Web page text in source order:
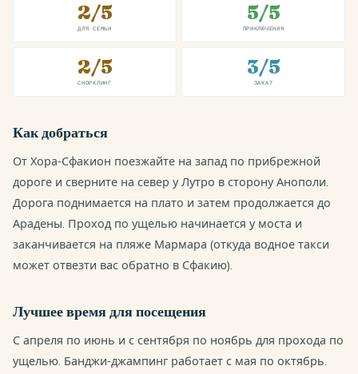
2/5
ДЛЯ СЕМЬИ
5/5
ПРИКЛЮЧЕНИЯ
2/5
СНОРКЛИНГ
3/5
ЗАКАТ
Как добраться
От Хора-Сфакион поезжайте на запад по прибрежной
дороге и сверните на север у Лутро в сторону Анополи.
Дорога поднимается на плато и затем продолжается до
Арадены. Проход по ущелью начинается у моста и
заканчивается на пляже Мармара (откуда водное такси
может отвезти вас обратно в Сфакию).
Лучшее время для посещения
С апреля по июнь и с сентября по ноябрь для прохода по
ущелью. Банджи-джампинг работает с мая по октябрь.